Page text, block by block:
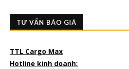
TƯ VẤN BÁO GIÁ
TTL Cargo Max
Hotline kinh doanh: